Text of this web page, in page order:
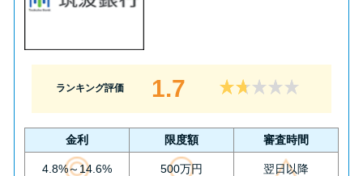
ランキング評価 1.7
金利 限度額 審査時間
4.8%～14.6% 500万円 翌日以降